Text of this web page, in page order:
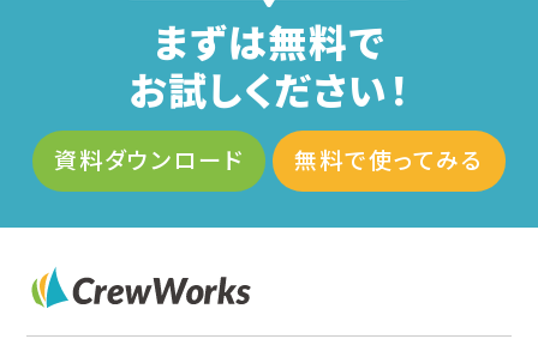
まずは無料で
お試しください！
資料ダウンロード 無料で使ってみる